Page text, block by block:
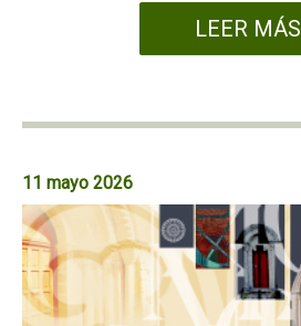
LEER MÁS
11 mayo 2026